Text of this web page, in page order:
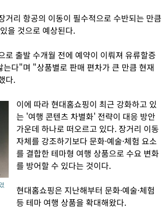
리 항공의 이동이 필수적으로 수반되는 만큼
을 것으로 예상된다.
출발 수개월 전에 예약이 이뤄져 유류할증
다"며 "상품별로 판매 편차가 큰 만큼 현재
다.
이에 따라 현대홈쇼핑이 최근 강화하고 있
는 '여행 콘텐츠 차별화' 전략이 대응 방안
가운데 하나로 떠오르고 있다. 장거리 이동
자체를 강조하기보다 문화·예술·체험 요소
를 결합한 테마형 여행 상품으로 수요 변화
를 방어할 수 있다는 것이다.
현대홈쇼핑은 지난해부터 문화·예술·체험
등 테마 여행 상품을 확대해왔다.